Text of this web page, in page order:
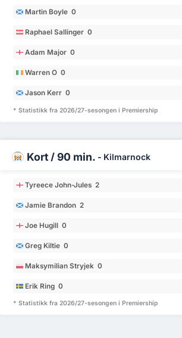
Martin Boyle 0
Raphael Sallinger 0
Adam Major 0
Warren O 0
Jason Kerr 0
* Statistikk fra 2026/27-sesongen i Premiership
Kort / 90 min. - Kilmarnock
Tyreece John-Jules 2
Jamie Brandon 2
Joe Hugill 0
Greg Kiltie 0
Maksymilian Stryjek 0
Erik Ring 0
* Statistikk fra 2026/27-sesongen i Premiership